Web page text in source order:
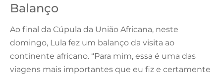
Balanço
Ao final da Cúpula da União Africana, neste
domingo, Lula fez um balanço da visita ao
continente africano. “Para mim, essa é uma das
viagens mais importantes que eu fiz e certamente